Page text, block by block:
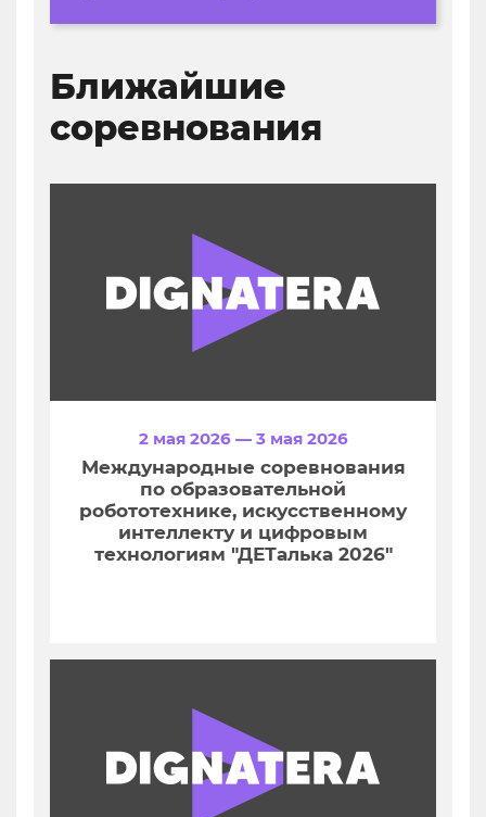
Ближайшие
соревнования
2 мая 2026 — 3 мая 2026
Международные соревнования
по образовательной
робототехнике, искусственному
интеллекту и цифровым
технологиям "ДЕТалька 2026"